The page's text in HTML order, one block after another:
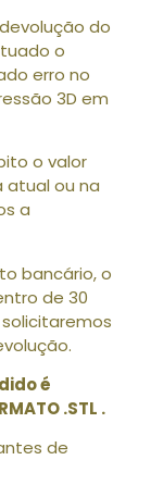
do
o
erro no
3D em
o valor
ou na
a
bancário, o
de 30
é
.STL .
de